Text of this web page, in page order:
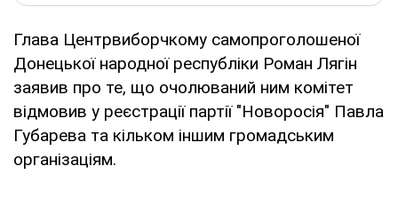
Глава Центрвиборчкому самопроголошеної
Донецької народної республіки Роман Лягін
заявив про те, що очолюваний ним комітет
відмовив у реєстрації партії "Новоросія" Павла
Губарева та кільком іншим громадським
організаціям.